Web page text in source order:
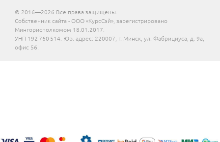
© 2016—2026 Все права защищены.
Собственник сайта - ООО «КурсСэй», зарегистрировано
Мингорисполкомом 18.01.2017.
УНП 192 760 514. Юр. адрес: 220007, г. Минск, ул. Фабрициуса, д. 9а,
офис 56.